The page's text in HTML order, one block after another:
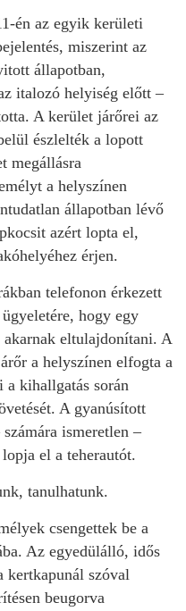
én az egyik kerületi
miszerint az
állapotban,
italozó helyiség előtt –
A kerület járőrei az
észlelték a lopott
megállásra
a helyszínen
állapotban lévő
azért lopta el,
érjen.
telefonon érkezett
hogy egy
eltulajdonítani. A
a helyszínen elfogta a
a kihallgatás során
A gyanúsított
ismeretlen –
el a teherautót.
tanulhatunk.
csengettek be a
Az egyedülálló, idős
kertkapunál szóval
beugorva